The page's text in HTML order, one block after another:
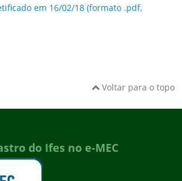
em 16/02/18 (formato .pdf,
Voltar para o topo
do Ifes no e-MEC